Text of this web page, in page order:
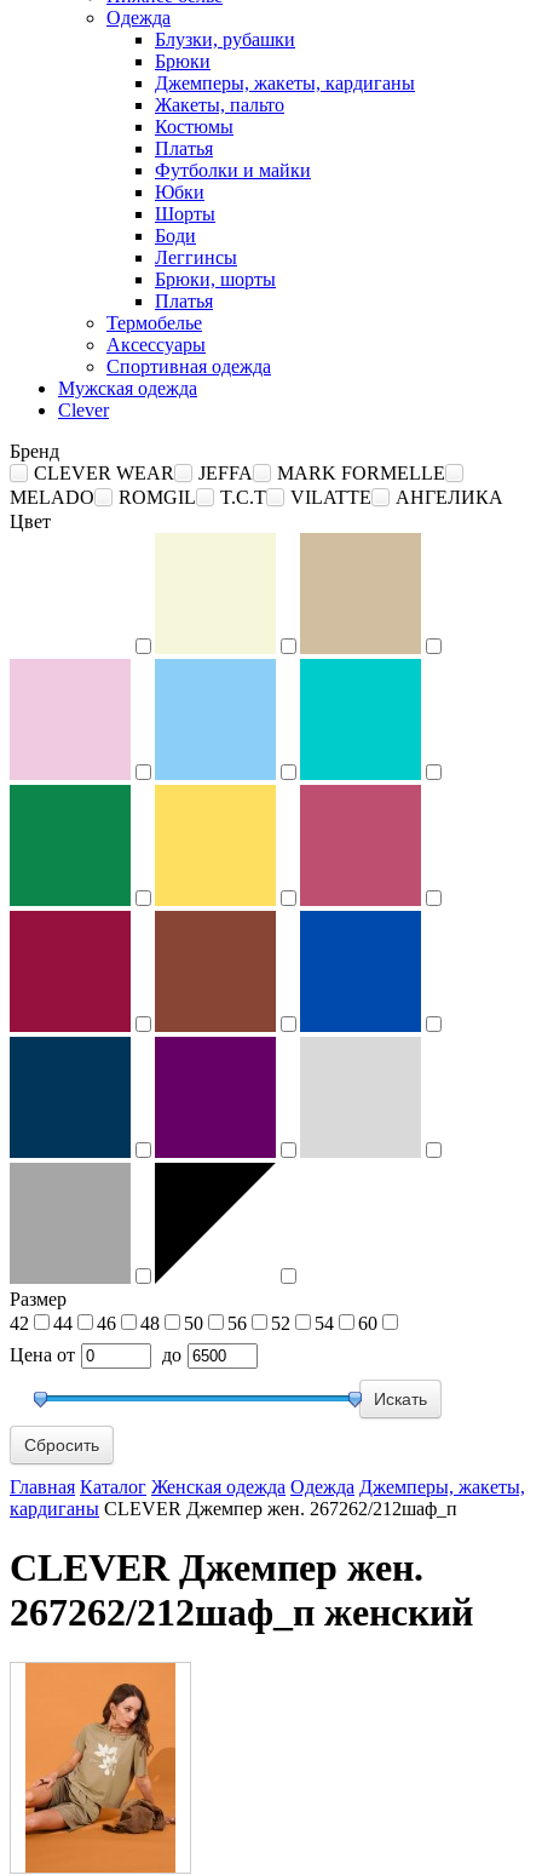
Одежда
Блузки, рубашки
Брюки
Джемперы, жакеты, кардиганы
Жакеты, пальто
Костюмы
Платья
Футболки и майки
Юбки
Шорты
Боди
Леггинсы
Брюки, шорты
Платья
Термобелье
Аксессуары
Спортивная одежда
Мужская одежда
Clever
Бренд
CLEVER WEAR
JEFFA
MARK FORMELLE
MELADO
ROMGIL T.C.T VILATTE
АНГЕЛИКА
Цвет
Размер
42
44 46 48 50 56 52 54
60
Цена от до
Сбросить
Главная Каталог Женская одежда Одежда Джемперы, жакеты,
кардиганы CLEVER Джемпер жен. 267262/212шаф_п
CLEVER Джемпер жен.
267262/212шаф_п женский